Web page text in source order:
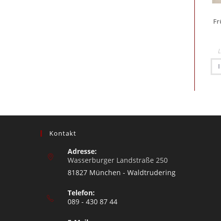
Kontakt
Adresse:
Wasserburger Landstraße 250
81827 München - Waldtrudering
Telefon:
089 - 430 87 44